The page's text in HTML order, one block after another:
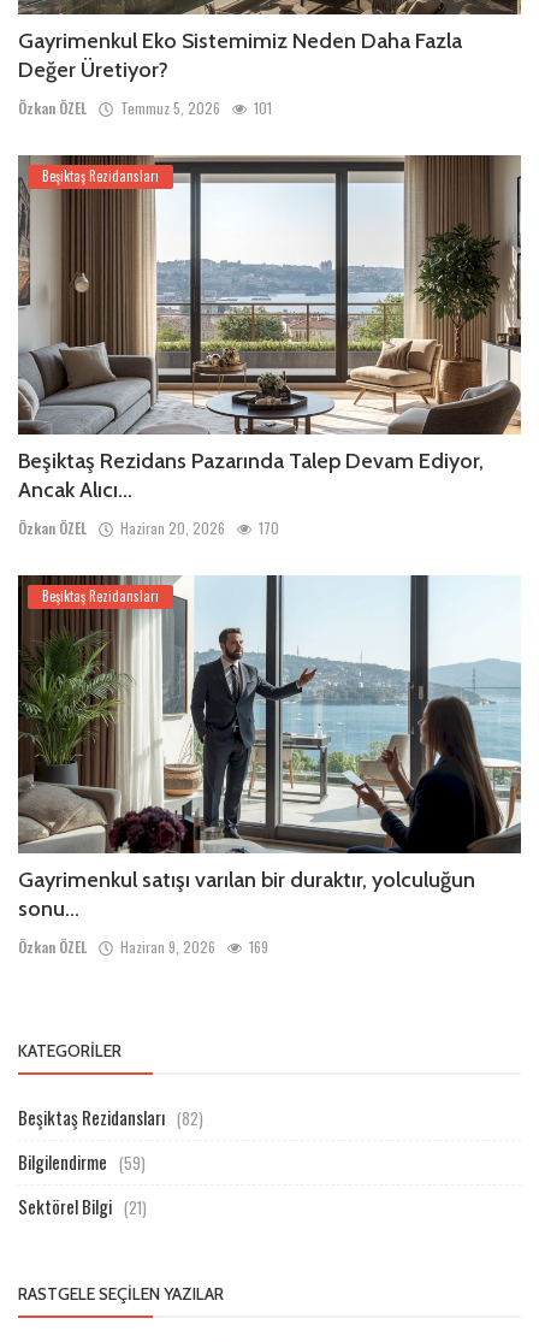
Gayrimenkul Eko Sistemimiz Neden Daha Fazla
Değer Üretiyor?
Özkan ÖZEL Temmuz 5, 2026 101
Beşiktaş Rezidansları
Beşiktaş Rezidans Pazarında Talep Devam Ediyor,
Ancak Alıcı...
Özkan ÖZEL Haziran 20, 2026 170
Beşiktaş Rezidansları
Gayrimenkul satışı varılan bir duraktır, yolculuğun
sonu...
Özkan ÖZEL Haziran 9, 2026 169
KATEGORILER
Beşiktaş Rezidansları (82)
Bilgilendirme (59)
Sektörel Bilgi (21)
RASTGELE SEÇILEN YAZILAR